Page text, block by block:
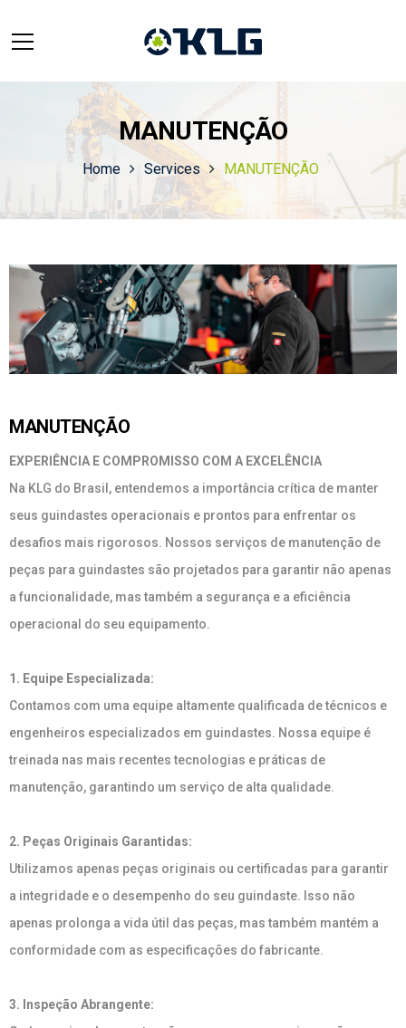
MANUTENÇÃO
Home Services MANUTENÇÃO
MANUTENÇÃO
EXPERIÊNCIA E COMPROMISSO COM A EXCELÊNCIA
Na KLG do Brasil, entendemos a importância crítica de manter
seus guindastes operacionais e prontos para enfrentar os
desafios mais rigorosos. Nossos serviços de manutenção de
peças para guindastes são projetados para garantir não apenas
a funcionalidade, mas também a segurança e a eficiência
operacional do seu equipamento.
1. Equipe Especializada:
Contamos com uma equipe altamente qualificada de técnicos e
engenheiros especializados em guindastes. Nossa equipe é
treinada nas mais recentes tecnologias e práticas de
manutenção, garantindo um serviço de alta qualidade.
2. Peças Originais Garantidas:
Utilizamos apenas peças originais ou certificadas para garantir
a integridade e o desempenho do seu guindaste. Isso não
apenas prolonga a vida útil das peças, mas também mantém a
conformidade com as especificações do fabricante.
3. Inspeção Abrangente: